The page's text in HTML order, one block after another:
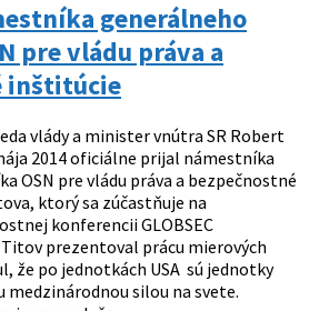
generálneho
pre vládu práva a
inštitúcie
vlády a minister vnútra SR Robert
2014 oficiálne prijal námestníka
OSN pre vládu práva a bezpečnostné
ktorý sa zúčastňuje na
konferencii GLOBSEC
prezentoval prácu mierových
že po jednotkách USA sú jednotky
medzinárodnou silou na svete.